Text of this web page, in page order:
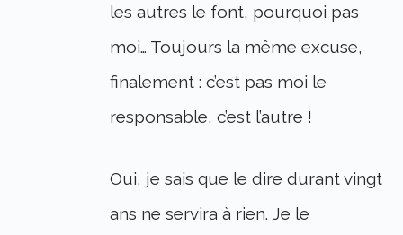
les autres le font, pourquoi pas
moi… Toujours la même excuse,
finalement : c’est pas moi le
responsable, c’est l’autre !
Oui, je sais que le dire durant vingt
ans ne servira à rien. Je le